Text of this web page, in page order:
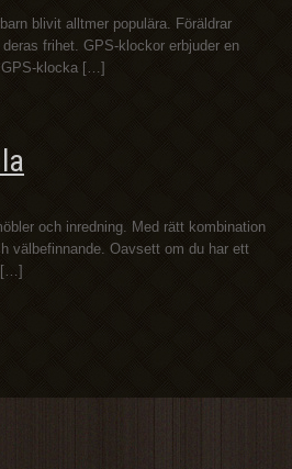
blivit alltmer populära. Föräldrar
frihet. GPS-klockor erbjuder en
GPS-klocka […]
och inredning. Med rätt kombination
välbefinnande. Oavsett om du har ett
[…]